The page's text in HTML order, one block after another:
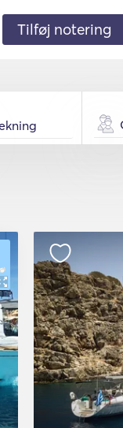
Tilføj notering